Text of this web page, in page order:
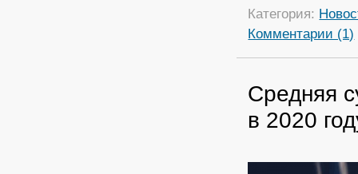
Категория:
Комментарии (1)
Средняя
в 2020